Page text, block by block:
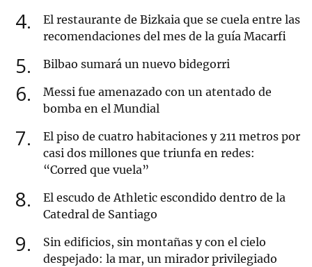
4
El restaurante de Bizkaia que se cuela entre las
recomendaciones del mes de la guía Macarfi
5 Bilbao sumará un nuevo bidegorri
6
Messi fue amenazado con un atentado de
bomba en el Mundial
7
El piso de cuatro habitaciones y 211 metros por
casi dos millones que triunfa en redes:
“Corred que vuela”
8
El escudo de Athletic escondido dentro de la
Catedral de Santiago
9
Sin edificios, sin montañas y con el cielo
despejado: la mar, un mirador privilegiado